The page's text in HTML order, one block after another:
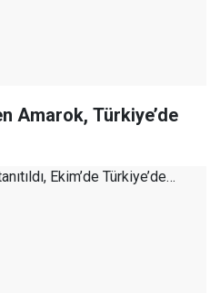
Amarok, Türkiye’de